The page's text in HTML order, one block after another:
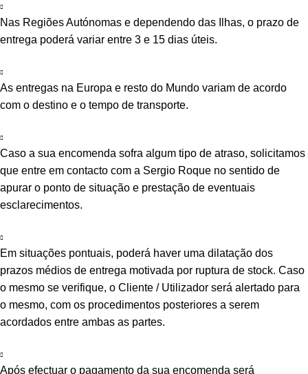
Nas Regiões Autónomas e dependendo das Ilhas, o prazo de
entrega poderá variar entre 3 e 15 dias úteis.
As entregas na Europa e resto do Mundo variam de acordo
com o destino e o tempo de transporte.
Caso a sua encomenda sofra algum tipo de atraso, solicitamos
que entre em contacto com a Sergio Roque no sentido de
apurar o ponto de situação e prestação de eventuais
esclarecimentos.
Em situações pontuais, poderá haver uma dilatação dos
prazos médios de entrega motivada por ruptura de stock. Caso
o mesmo se verifique, o Cliente / Utilizador será alertado para
o mesmo, com os procedimentos posteriores a serem
acordados entre ambas as partes.
Após efectuar o pagamento da sua encomenda será